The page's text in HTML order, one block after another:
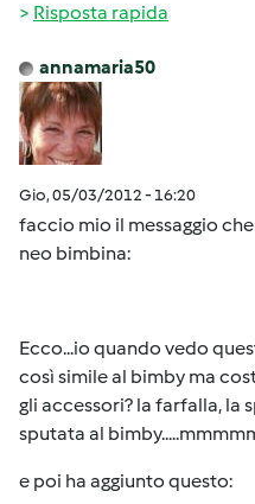
Risposta rapida
annamaria50
Gio, 05/03/2012 - 16:20
faccio mio il messaggio
neo bimbina:
Ecco...io quando vedo
così simile al bimby ma
gli accessori? la farfalla, la
sputata al
e poi ha aggiunto questo: